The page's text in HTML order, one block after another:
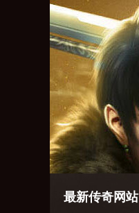
最新传奇网站